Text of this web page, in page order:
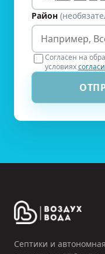
Район
Согласен на
условиях
Септики и